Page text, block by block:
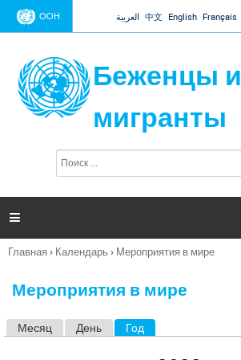
Jump to navigation
ООН العربية 中文 English Français
Беженцы и
мигранты
п
и

Вы
Главная › Календарь › Мероприятия в мире
Мероприятия в мире
Месяц День Год